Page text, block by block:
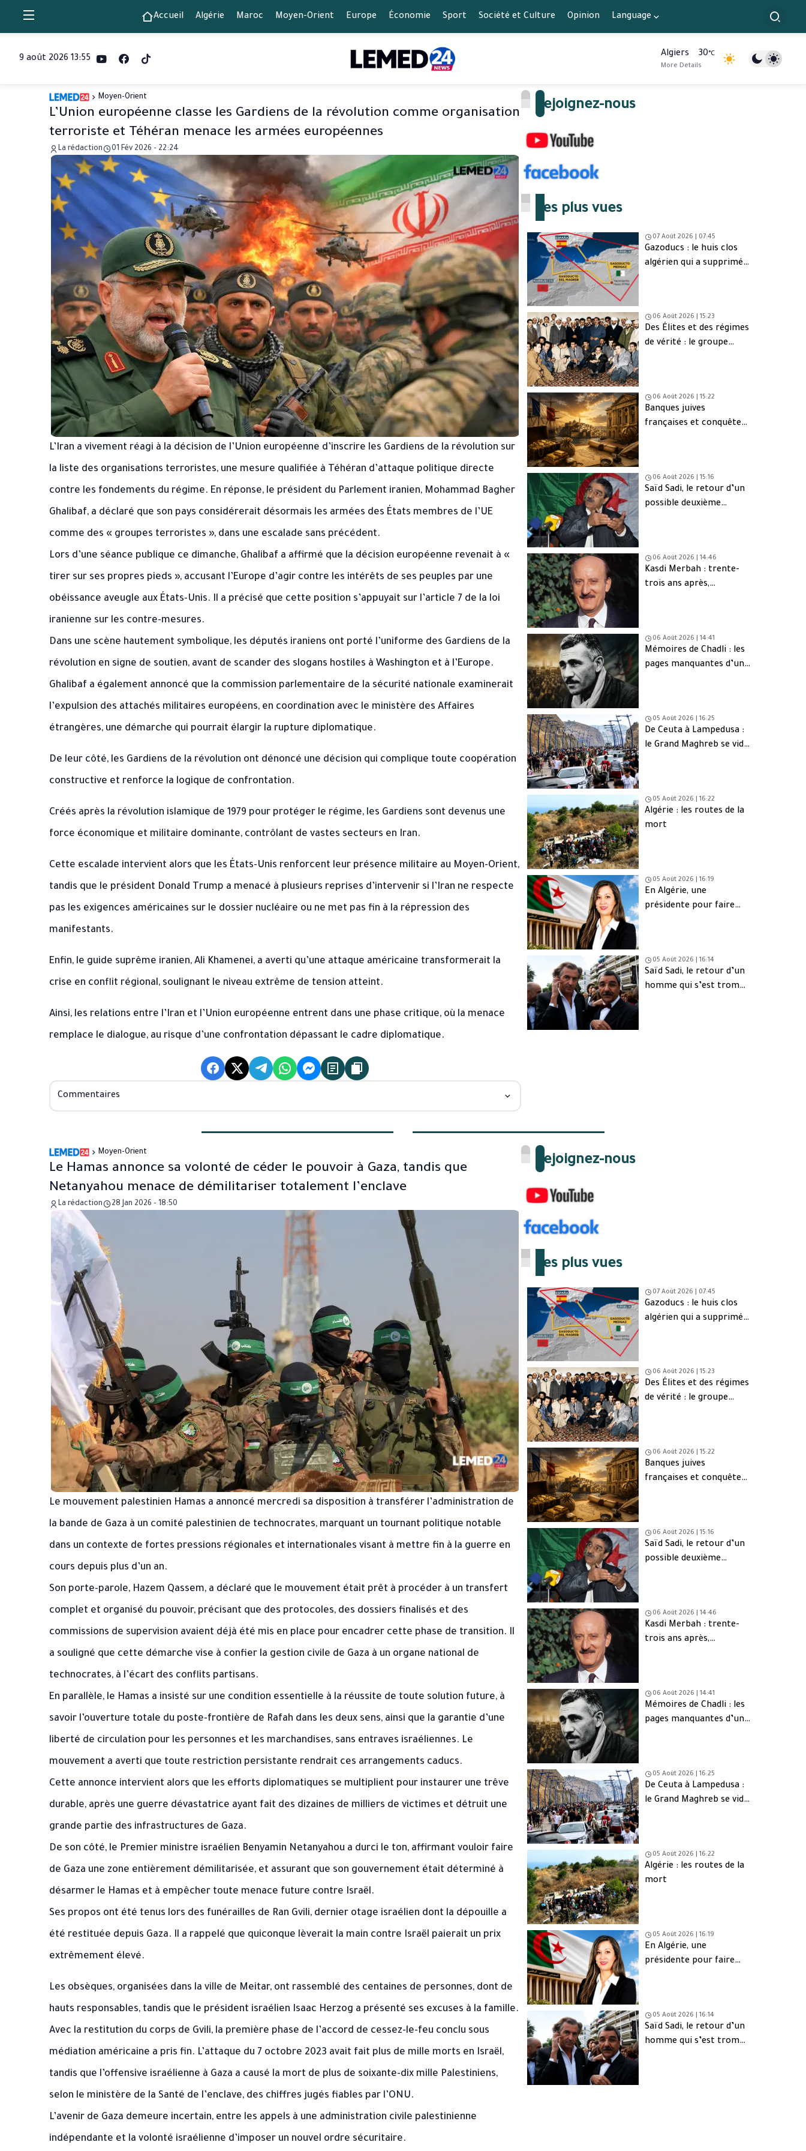
Accueil Algérie Maroc Moyen-Orient Europe Économie Sport Société et Culture Opinion Language
9 août 2026 13:55 Algiers 30°C
More Details
Moyen-Orient
L’Union européenne classe les Gardiens de la révolution comme organisation
terroriste et Téhéran menace les armées européennes
La rédaction 01 Fév 2026 - 22:24
L’Iran a vivement réagi à la décision de l’Union européenne d’inscrire les Gardiens de la révolution sur
la liste des organisations terroristes, une mesure qualifiée à Téhéran d’attaque politique directe
contre les fondements du régime. En réponse, le président du Parlement iranien, Mohammad Bagher
Ghalibaf, a déclaré que son pays considérerait désormais les armées des États membres de l’UE
comme des « groupes terroristes », dans une escalade sans précédent.
Lors d’une séance publique ce dimanche, Ghalibaf a affirmé que la décision européenne revenait à «
tirer sur ses propres pieds », accusant l’Europe d’agir contre les intérêts de ses peuples par une
obéissance aveugle aux États-Unis. Il a précisé que cette position s’appuyait sur l’article 7 de la loi
iranienne sur les contre-mesures.
Dans une scène hautement symbolique, les députés iraniens ont porté l’uniforme des Gardiens de la
révolution en signe de soutien, avant de scander des slogans hostiles à Washington et à l’Europe.
Ghalibaf a également annoncé que la commission parlementaire de la sécurité nationale examinerait
l’expulsion des attachés militaires européens, en coordination avec le ministère des Affaires
étrangères, une démarche qui pourrait élargir la rupture diplomatique.
De leur côté, les Gardiens de la révolution ont dénoncé une décision qui complique toute coopération
constructive et renforce la logique de confrontation.
Créés après la révolution islamique de 1979 pour protéger le régime, les Gardiens sont devenus une
force économique et militaire dominante, contrôlant de vastes secteurs en Iran.
Cette escalade intervient alors que les États-Unis renforcent leur présence militaire au Moyen-Orient,
tandis que le président Donald Trump a menacé à plusieurs reprises d’intervenir si l’Iran ne respecte
pas les exigences américaines sur le dossier nucléaire ou ne met pas fin à la répression des
manifestants.
Enfin, le guide suprême iranien, Ali Khamenei, a averti qu’une attaque américaine transformerait la
crise en conflit régional, soulignant le niveau extrême de tension atteint.
Ainsi, les relations entre l’Iran et l’Union européenne entrent dans une phase critique, où la menace
remplace le dialogue, au risque d’une confrontation dépassant le cadre diplomatique.
Commentaires
Rejoignez-nous
Les plus vues
07 Août 2026 | 07:45
Gazoducs : le huis clos
algérien qui a supprimé
06 Août 2026 | 15:23
Des Élites et des régimes
de vérité : le groupe
06 Août 2026 | 15:22
Banques juives
françaises et conquête
06 Août 2026 | 15:16
Saïd Sadi, le retour d’un
possible deuxième
06 Août 2026 | 14:46
Kasdi Merbah : trente-
trois ans après,
06 Août 2026 | 14:41
Mémoires de Chadli : les
pages manquantes d’une
05 Août 2026 | 16:25
De Ceuta à Lampedusa :
le Grand Maghreb se vide
05 Août 2026 | 16:22
Algérie : les routes de la
mort
05 Août 2026 | 16:19
En Algérie, une
présidente pour faire
05 Août 2026 | 16:14
Saïd Sadi, le retour d’un
homme qui s’est trompé
Moyen-Orient
Le Hamas annonce sa volonté de céder le pouvoir à Gaza, tandis que
Netanyahou menace de démilitariser totalement l’enclave
La rédaction 28 Jan 2026 - 18:50
Le mouvement palestinien Hamas a annoncé mercredi sa disposition à transférer l’administration de
la bande de Gaza à un comité palestinien de technocrates, marquant un tournant politique notable
dans un contexte de fortes pressions régionales et internationales visant à mettre fin à la guerre en
cours depuis plus d’un an.
Son porte-parole, Hazem Qassem, a déclaré que le mouvement était prêt à procéder à un transfert
complet et organisé du pouvoir, précisant que des protocoles, des dossiers finalisés et des
commissions de supervision avaient déjà été mis en place pour encadrer cette phase de transition. Il
a souligné que cette démarche vise à confier la gestion civile de Gaza à un organe national de
technocrates, à l’écart des conflits partisans.
En parallèle, le Hamas a insisté sur une condition essentielle à la réussite de toute solution future, à
savoir l’ouverture totale du poste-frontière de Rafah dans les deux sens, ainsi que la garantie d’une
liberté de circulation pour les personnes et les marchandises, sans entraves israéliennes. Le
mouvement a averti que toute restriction persistante rendrait ces arrangements caducs.
Cette annonce intervient alors que les efforts diplomatiques se multiplient pour instaurer une trêve
durable, après une guerre dévastatrice ayant fait des dizaines de milliers de victimes et détruit une
grande partie des infrastructures de Gaza.
De son côté, le Premier ministre israélien Benyamin Netanyahou a durci le ton, affirmant vouloir faire
de Gaza une zone entièrement démilitarisée, et assurant que son gouvernement était déterminé à
désarmer le Hamas et à empêcher toute menace future contre Israël.
Ses propos ont été tenus lors des funérailles de Ran Gvili, dernier otage israélien dont la dépouille a
été restituée depuis Gaza. Il a rappelé que quiconque lèverait la main contre Israël paierait un prix
extrêmement élevé.
Les obsèques, organisées dans la ville de Meitar, ont rassemblé des centaines de personnes, dont de
hauts responsables, tandis que le président israélien Isaac Herzog a présenté ses excuses à la famille.
Avec la restitution du corps de Gvili, la première phase de l’accord de cessez-le-feu conclu sous
médiation américaine a pris fin. L’attaque du 7 octobre 2023 avait fait plus de mille morts en Israël,
tandis que l’offensive israélienne à Gaza a causé la mort de plus de soixante-dix mille Palestiniens,
selon le ministère de la Santé de l’enclave, des chiffres jugés fiables par l’ONU.
L’avenir de Gaza demeure incertain, entre les appels à une administration civile palestinienne
indépendante et la volonté israélienne d’imposer un nouvel ordre sécuritaire.
Rejoignez-nous
Les plus vues
07 Août 2026 | 07:45
Gazoducs : le huis clos
algérien qui a supprimé
06 Août 2026 | 15:23
Des Élites et des régimes
de vérité : le groupe
06 Août 2026 | 15:22
Banques juives
françaises et conquête
06 Août 2026 | 15:16
Saïd Sadi, le retour d’un
possible deuxième
06 Août 2026 | 14:46
Kasdi Merbah : trente-
trois ans après,
06 Août 2026 | 14:41
Mémoires de Chadli : les
pages manquantes d’une
05 Août 2026 | 16:25
De Ceuta à Lampedusa :
le Grand Maghreb se vide
05 Août 2026 | 16:22
Algérie : les routes de la
mort
05 Août 2026 | 16:19
En Algérie, une
présidente pour faire
05 Août 2026 | 16:14
Saïd Sadi, le retour d’un
homme qui s’est trompé